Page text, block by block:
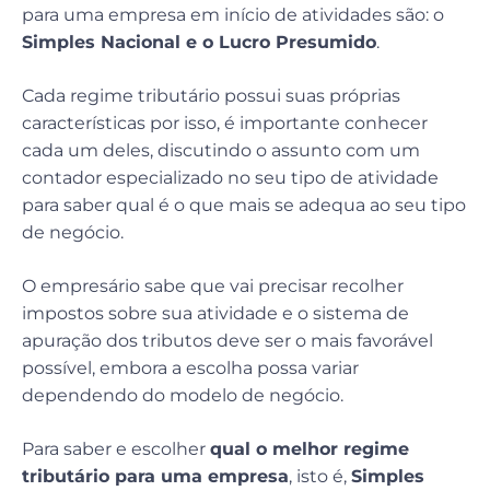
para uma empresa em início de atividades são: o
Simples Nacional e o Lucro Presumido.
Cada regime tributário possui suas próprias
características por isso, é importante conhecer
cada um deles, discutindo o assunto com um
contador especializado no seu tipo de atividade
para saber qual é o que mais se adequa ao seu tipo
de negócio.
O empresário sabe que vai precisar recolher
impostos sobre sua atividade e o sistema de
apuração dos tributos deve ser o mais favorável
possível, embora a escolha possa variar
dependendo do modelo de negócio.
Para saber e escolher qual o melhor regime
tributário para uma empresa, isto é, Simples